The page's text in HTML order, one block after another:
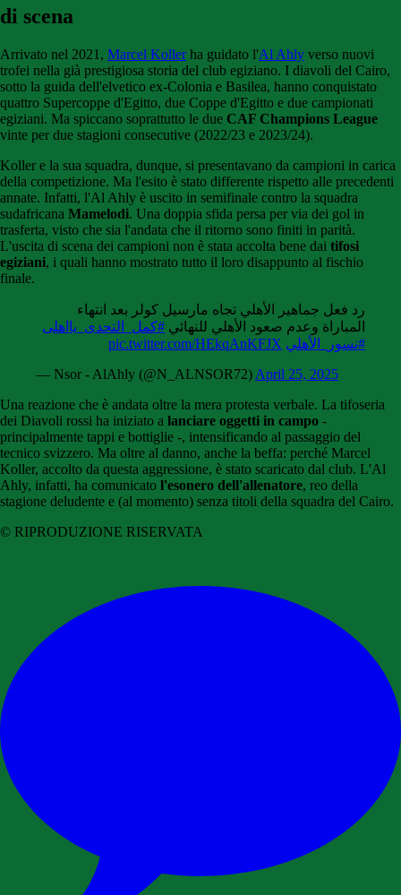
di scena
Arrivato nel 2021, Marcel Kollerha guidato l'Al Ahly verso nuovi
trofei nella già prestigiosa storia del club egiziano. I diavoli del Cairo,
sotto la guida dell'elvetico ex-Colonia e Basilea, hanno conquistato
quattro Supercoppe d'Egitto, due Coppe d'Egitto e due campionati
egiziani. Ma spiccano soprattutto le due CAF Champions League
vinte per due stagioni consecutive (2022/23 e 2023/24).
Koller e la sua squadra, dunque, si presentavano da campioni in carica
della competizione. Ma l'esito è stato differente rispetto alle precedenti
annate. Infatti, l'Al Ahly è uscito in semifinale contro la squadra
sudafricana Mamelodi. Una doppia sfida persa per via dei gol in
trasferta, visto che sia l'andata che il ritorno sono finiti in parità.
L'uscita di scena dei campioni non è stata accolta bene dai tifosi
egiziani, i quali hanno mostrato tutto il loro disappunto al fischio
finale.
رد فعل جماهير الأهلي تجاه مارسيل كولر بعد انتهاء
المباراة وعدم صعود الأهلي للنهائي #كمل_التحدى_يااهلى
#نسور_الأهلي pic.twitter.com/HEkqAnKFJX
— Nsor - AlAhly (@N_ALNSOR72) April 25, 2025
Una reazione che è andata oltre la mera protesta verbale. La tifoseria
dei Diavoli rossi ha iniziato a lanciare oggetti in campo -
principalmente tappi e bottiglie -, intensificando al passaggio del
tecnico svizzero. Ma oltre al danno, anche la beffa: perché Marcel
Koller, accolto da questa aggressione, è stato scaricato dal club. L'Al
Ahly, infatti, ha comunicato l'esonero dell'allenatore, reo della
stagione deludente e (al momento) senza titoli della squadra del Cairo.
© RIPRODUZIONE RISERVATA